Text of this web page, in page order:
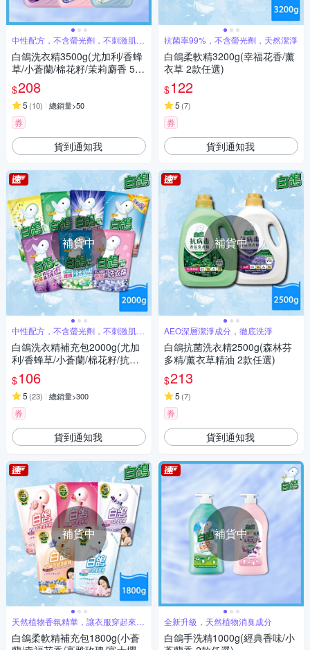
中性配方，不含螢光劑，不刺激肌膚
好安心
白鴿洗衣精3500g(尤加利/香蜂
草/小蒼蘭/棉花籽/茉莉麝香 5款
任選)
$208
5 (10) 總銷量>50
券
貨到通知我
補貨中
中性配方，不含螢光劑，不刺激肌膚
好安心
白鴿洗衣精補充包2000g(尤加
利/香蜂草/小蒼蘭/棉花籽/抗臭/
柔順/麝香 7款任選)
$106
5 (23) 總銷量>300
券
貨到通知我
補貨中
天然植物香氛精華，讓衣服穿起來好
柔軟
白鴿柔軟精補充包1800g(小蒼
抗菌率99%，不含螢光劑，天然潔淨
白鴿柔軟精3200g(幸福花香/薰
衣草 2款任選)
$122
5 (7)
券
貨到通知我
補貨中
AEO深層潔淨成分，徹底洗淨
白鴿抗菌洗衣精2500g(森林芬
多精/薰衣草精油 2款任選)
$213
5 (7)
券
貨到通知我
補貨中
全新升級，天然植物消臭成分
白鴿手洗精1000g(經典香味/小